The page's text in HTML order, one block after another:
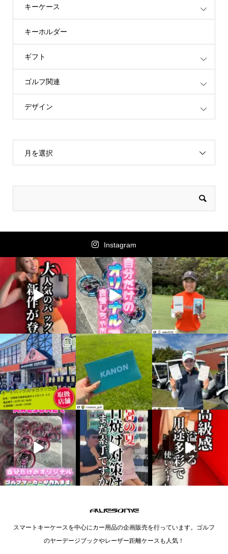
キーケース
キーホルダー
ギフト
ゴルフ関連
デザイン
月を選択
Instagram
スマートキーケースを中心にカー用品の企画販売を行っています。ゴルフ
のヤーデージブックやレーザー距離ケースも人気！